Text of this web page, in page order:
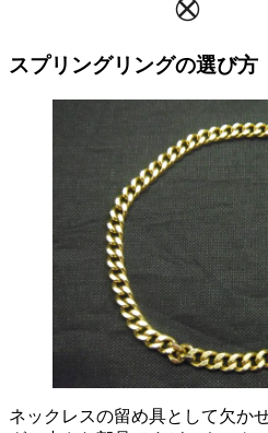
スプリングリングの選び方
ネックレスの留め具として欠か